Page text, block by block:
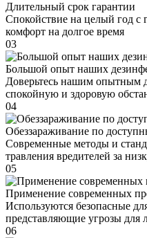
Длительный срок гарантии
Спокойствие на целый год с
комфорт на долгое время
03
Большой опыт наших
Доверьтесь нашим опытным
спокойную и здоровую
04
Обеззараживание по
Современные методы и
травления вредителей за
05
Применение современных
Используются безопасные
представляющие угрозы для
06